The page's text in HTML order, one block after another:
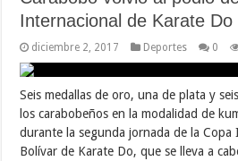
Internacional de Karate Do
diciembre 2, 2017 Deportes 0
Seis medallas de oro, una de plata y
los carabobeños en la modalidad de
durante la segunda jornada de la Copa
Bolívar de Karate Do, que se lleva a